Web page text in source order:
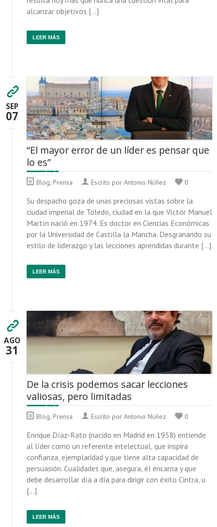
alcanzar objetivos […]
LEER MÁS
SEP
07
“El mayor error de un líder es pensar que
lo es”
Blog, Prensa Escrito por Antonio Núñez 0
Su despacho goza de unas preciosas vistas sobre la
ciudad imperial de Toledo, ciudad en la que Víctor Manuel
Martín nació en 1974. Es doctor en Ciencias Económicas
por la Universidad de Castilla la Mancha. Desgranando su
estilo de liderazgo y las lecciones aprendidas durante […]
LEER MÁS
AGO
31
De la crisis podemos sacar lecciones
valiosas, pero limitadas
Blog, Prensa Escrito por Antonio Núñez 0
Enrique Díaz-Rato (nacido en Madrid en 1958) entiende
al líder como un referente intelectual, que inspira
confianza, ejemplaridad y que tiene alta capacidad de
persuasión. Cualidades que, asegura, él encarna y que
debe desarrollar día a día para dirigir con éxito Cintra, u
[…]
LEER MÁS